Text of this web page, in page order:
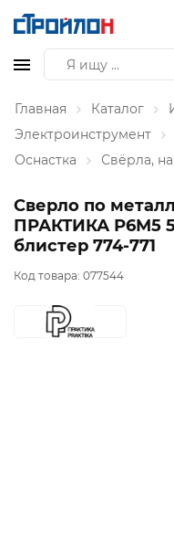
Главная Каталог
Электроинструмент
Оснастка
Свёрла,
Сверло по
ПРАКТИКА Р6М5
блистер 774-771
Код товара: 077544